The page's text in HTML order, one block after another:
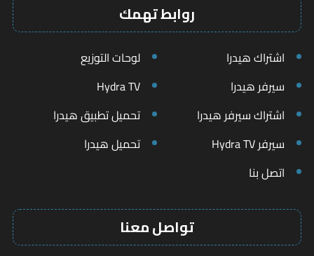
روابط تهمك
اشتراك هيدرا
لوحات التوزيع
سيرفر هيدرا
Hydra TV
اشتراك سيرفر هيدرا
تحميل تطبيق هيدرا
سيرفر Hydra TV
تحميل هيدرا
اتصل بنا
تواصل معنا